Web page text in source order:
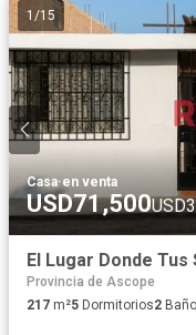
1 /15
Casa·en venta
USD71,500
Provincia de Ascope
217 m²5 Dormitorios2